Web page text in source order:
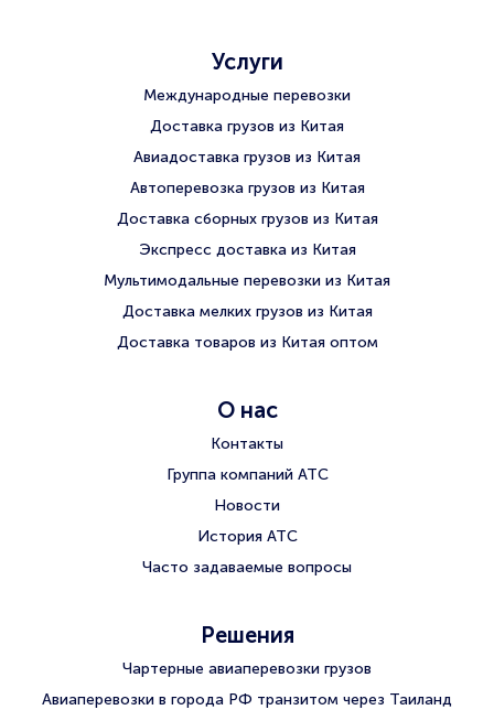
Услуги
Международные перевозки
Доставка грузов из Китая
Авиадоставка грузов из Китая
Автоперевозка грузов из Китая
Доставка сборных грузов из Китая
Экспресс доставка из Китая
Мультимодальные перевозки из Китая
Доставка мелких грузов из Китая
Доставка товаров из Китая оптом
О нас
Контакты
Группа компаний АТС
Новости
История АТС
Часто задаваемые вопросы
Решения
Чартерные авиаперевозки грузов
Авиаперевозки в города РФ транзитом через Таиланд